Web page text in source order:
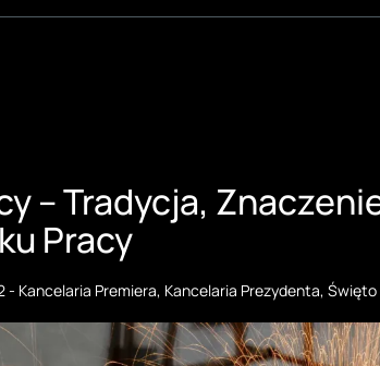
– Tradycja,
Pracy
- Kancelaria Premiera, Kancelaria Prezydenta, Święto